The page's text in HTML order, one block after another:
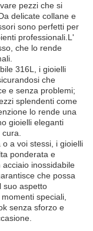
pezzi che si
delicate collane e
sono perfetti per
professionali.L'
che lo rende
316L, i gioielli
che
e senza problemi;
splendenti come
lo rende una
gioielli eleganti
a voi stessi, i gioielli
ponderata e
inossidabile
che possa
suo aspetto
speciali,
senza sforzo e